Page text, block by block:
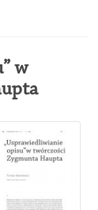
w